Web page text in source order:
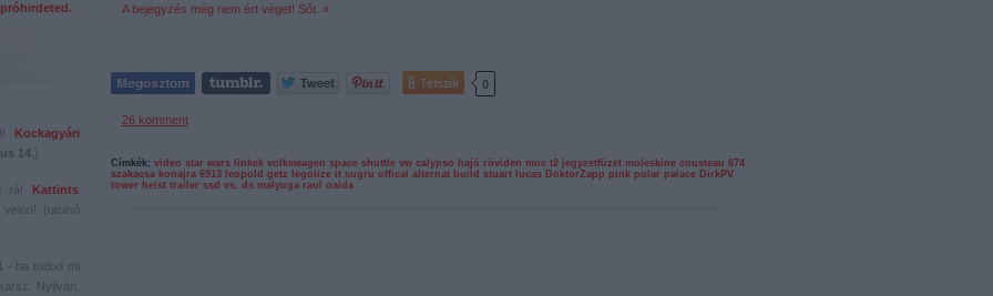
Kockagyári
14.)
rá!
Kattints
(utolsó
- ha tudod mi
Nyilván.
A bejegyzés még nem ért véget! Sőt. »
Tetszik 0
26komment
Címkék: video star wars linkek volkswagen space shuttle vw calypso hajó röviden moc t2 jegyzetfüzet moleskine cousteau 6743
szakacsa konajra 6913 leopold getz legolize it sugru offical alternat build stuart lucas DoktorZapp pink polar palace DirkPV
tower heist trailer ssd vs. ds malyuga raul oaida